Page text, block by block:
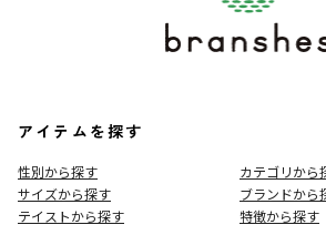
アイテムを探す
性別から探す
カテゴリから
サイズから探す
ブランドから
テイストから探す
特徴から探す